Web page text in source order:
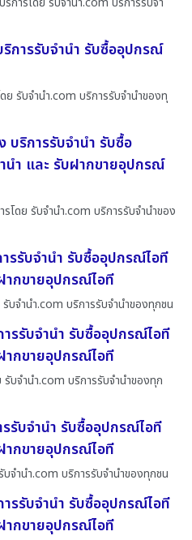
ริการรับจำนำ รับซื้ออุปกรณ์
ย รับจํานํา.com บริการรับจำนำของทุ
บริการรับจำนำ รับซื้อ
ำ และ รับฝากขายอุปกรณ์
โดย รับจํานํา.com บริการรับจำนำของ
รรับจำนำ รับซื้ออุปกรณ์ไอที
ากขายอุปกรณ์ไอที
บจํานํา.com บริการรับจำนำของทุกชน
ารรับจำนำ รับซื้ออุปกรณ์ไอที
ากขายอุปกรณ์ไอที
รับจํานํา.com บริการรับจำนำของทุก
รับจำนำ รับซื้ออุปกรณ์ไอที
ากขายอุปกรณ์ไอที
จํานํา.com บริการรับจำนำของทุกชน
รรับจำนำ รับซื้ออุปกรณ์ไอที
ากขายอุปกรณ์ไอที